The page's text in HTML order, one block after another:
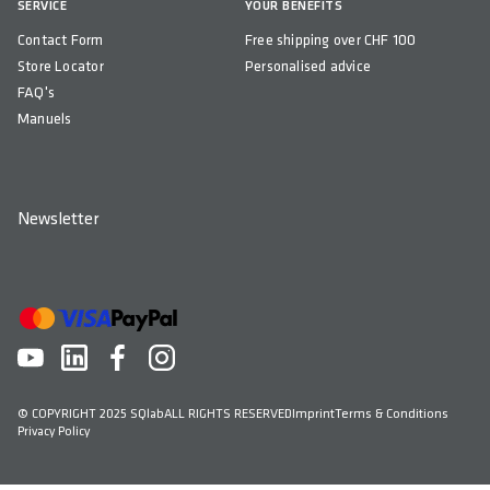
LENGTH IN MM
2000
WIDTH IN MM
30
DIN/ASTM CATEGORIES
2, 6 / 2
SERVICE
Contact Form
Store Locator
FAQ's
Manuels
YOUR BENEFITS
Free shipping over CHF 100
Personalised advice
Newsletter
© COPYRIGHT 2025 SQlabALL RIGHTS RESERVEDImprintTerms & Conditions
Privacy Policy